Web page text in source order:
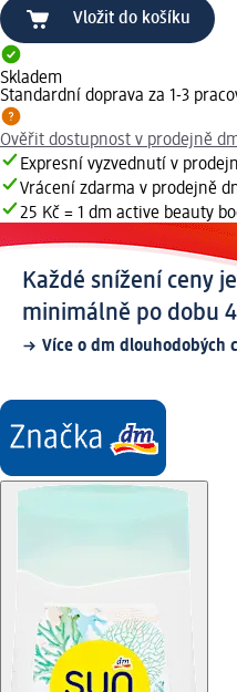
Vložit do košíku
Skladem
Standardní doprava za 1-3
Ověřit dostupnost v prodejně
Expresní vyzvednutí v
Vrácení zdarma v prodejně
25 Kč = 1 dm active beauty
Každé snížení ceny
minimálně po dobu
Více o dm dlouhodobých